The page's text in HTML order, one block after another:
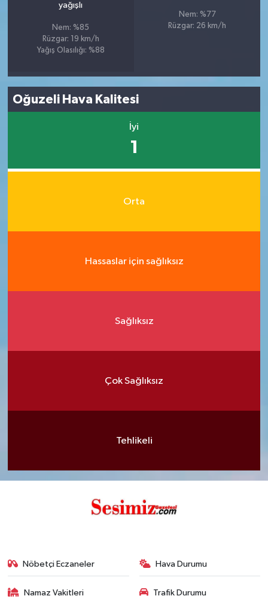
yağışlı
Nem: %85
Rüzgar: 19 km/h
Yağış Olasılığı: %88
Nem: %77
Rüzgar: 26 km/h
Oğuzeli Hava Kalitesi
İyi
1
Orta
Hassaslar için sağlıksız
Sağlıksız
Çok Sağlıksız
Tehlikeli
Nöbetçi Eczaneler Hava Durumu
Namaz Vakitleri Trafik Durumu